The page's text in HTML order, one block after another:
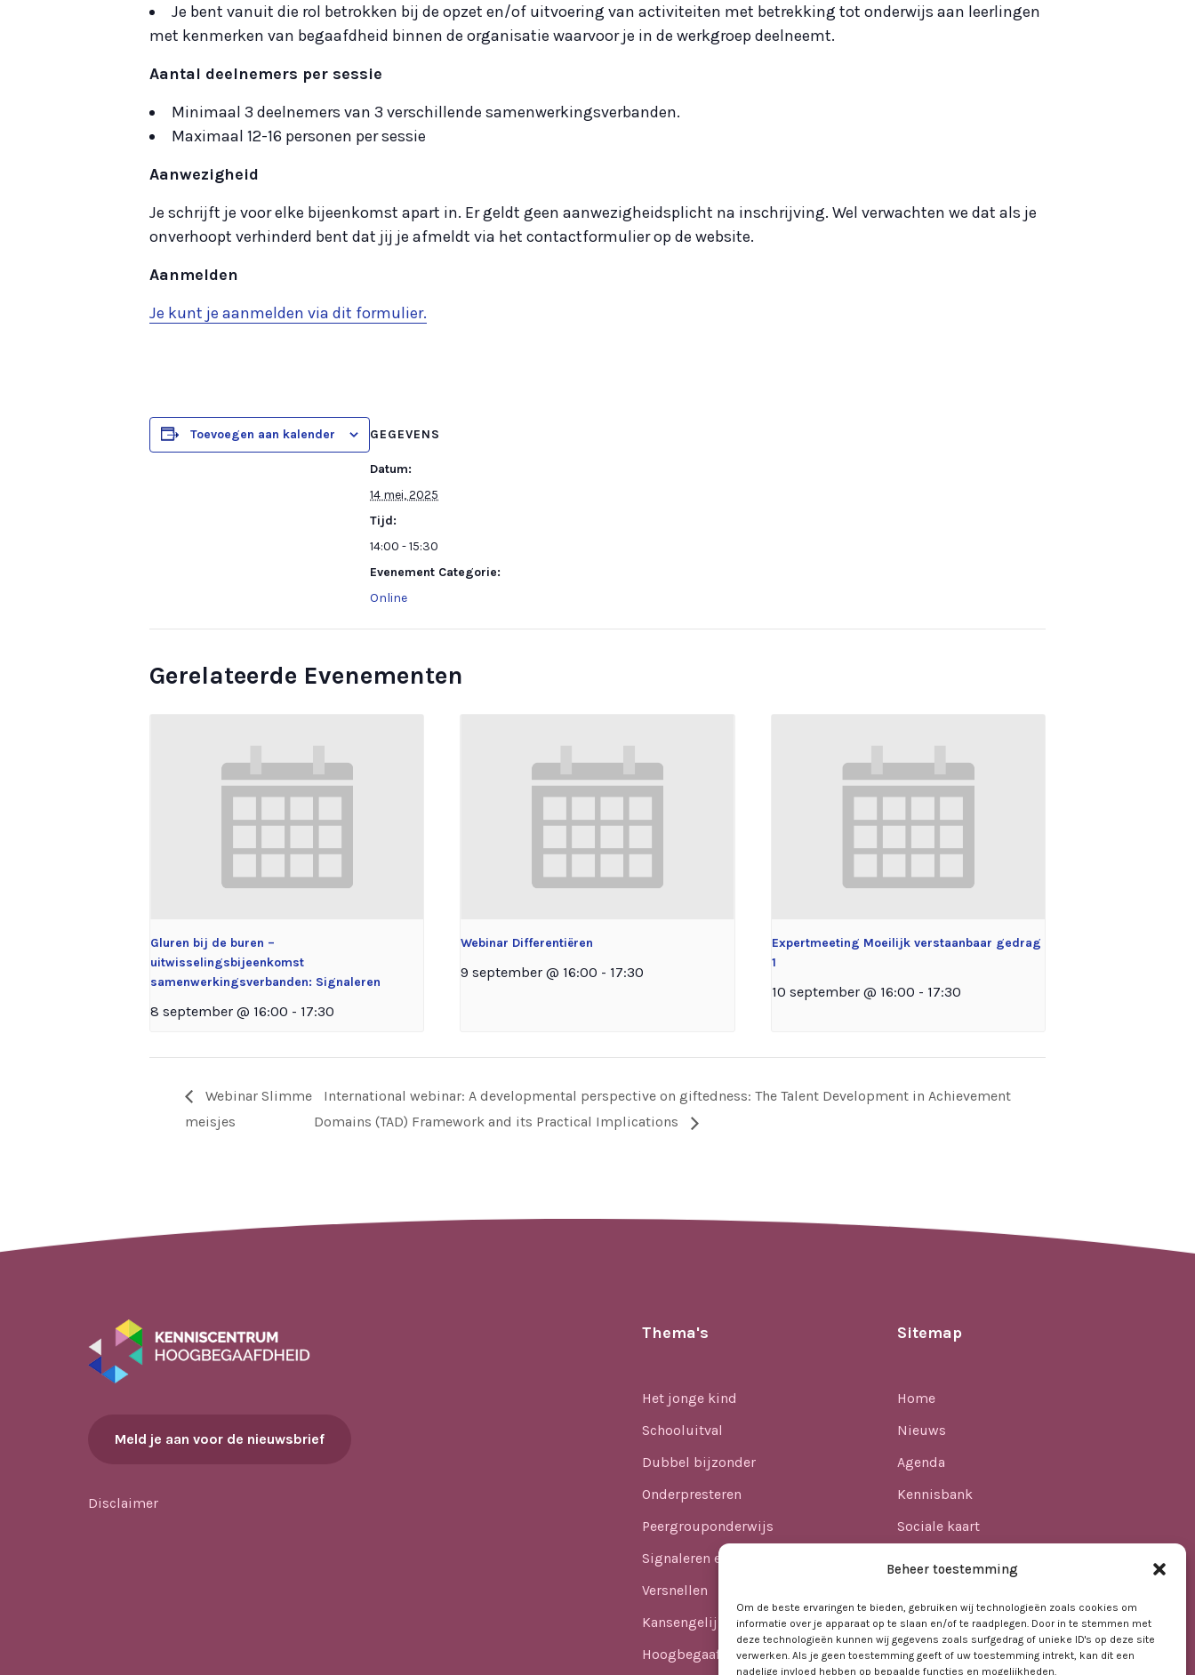
Beheer toestemming
Om de beste ervaringen te bieden, gebruiken wij technologieën zoals cookies om
informatie over je apparaat op te slaan en/of te raadplegen. Door in te stemmen met
deze technologieën kunnen wij gegevens zoals surfgedrag of unieke ID's op deze site
verwerken. Als je geen toestemming geeft of uw toestemming intrekt, kan dit een
nadelige invloed hebben op bepaalde functies en mogelijkheden.
Je bent vanuit die rol betrokken bij de opzet en/of uitvoering van activiteiten met betrekking tot onderwijs aan leerlingen
met kenmerken van begaafdheid binnen de organisatie waarvoor je in de werkgroep deelneemt.
Aantal deelnemers per sessie
Minimaal 3 deelnemers van 3 verschillende samenwerkingsverbanden.
Maximaal 12-16 personen per sessie
Aanwezigheid
Je schrijft je voor elke bijeenkomst apart in. Er geldt geen aanwezigheidsplicht na inschrijving. Wel verwachten we dat als je
onverhoopt verhinderd bent dat jij je afmeldt via het contactformulier op de website.
Aanmelden
Je kunt je aanmelden via dit formulier.
Toevoegen aan kalender GEGEVENS
Datum:
14 mei, 2025
Tijd:
14:00 - 15:30
Evenement Categorie:
Online
Gerelateerde Evenementen
Gluren bij de buren –
uitwisselingsbijeenkomst
samenwerkingsverbanden: Signaleren
8 september @ 16:00 - 17:30
Webinar Differentiëren
9 september @ 16:00 - 17:30
Expertmeeting Moeilijk verstaanbaar gedrag
1
10 september @ 16:00 - 17:30
Webinar Slimme
meisjes
International webinar: A developmental perspective on giftedness: The Talent Development in Achievement
Domains (TAD) Framework and its Practical Implications
Meld je aan voor de nieuwsbrief
Disclaimer
Thema's
Het jonge kind
Schooluitval
Dubbel bijzonder
Onderpresteren
Peergrouponderwijs
Signaleren en identificeren
Versnellen
Kansengelijkheid
Hoogbegaafdheid in het VO
Sitemap
Home
Nieuws
Agenda
Kennisbank
Sociale kaart